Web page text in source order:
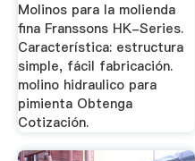
Molinos para la molienda
fina Franssons HK-Series.
Característica: estructura
simple, fácil fabricación.
molino hidraulico para
pimienta Obtenga
Cotización.